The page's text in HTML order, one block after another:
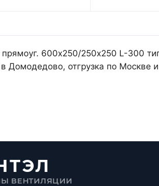
600х250/250х250 L-300
Домодедово, отгрузка по Москве
ВЕНТИЛЯЦИИ